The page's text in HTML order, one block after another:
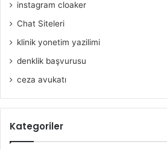
instagram cloaker
Chat Siteleri
klinik yonetim yazilimi
denklik başvurusu
ceza avukatı
Kategoriler